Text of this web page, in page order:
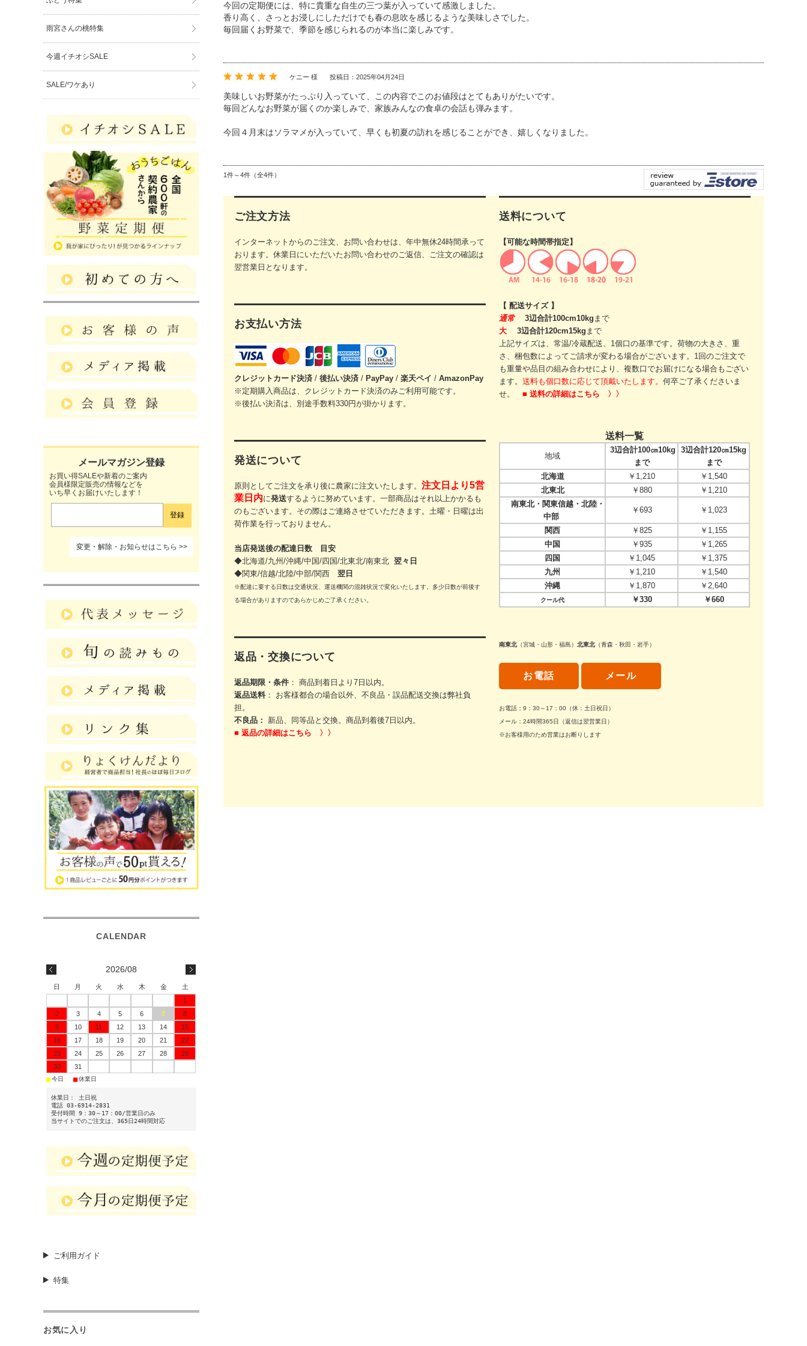
今回の定期便には、特に貴重な自生の三つ葉が入っていて感激しました。
香り高く、さっとお浸しにしただけでも春の息吹を感じるような美味しさでした。
毎回届くお野菜で、季節を感じられるのが本当に楽しみです。
ケニー 様 投稿日：2025年04月24日
美味しいお野菜がたっぷり入っていて、この内容でこのお値段はとてもありがたいです。
毎回どんなお野菜が届くのか楽しみで、家族みんなの食卓の会話も弾みます。
今回４月末はソラマメが入っていて、早くも初夏の訪れを感じることができ、嬉しくなりました。
1件～4件（全4件）
ご注文方法
インターネットからのご注文、お問い合わせは、年中無休24時間承って
おります。休業日にいただいたお問い合わせのご返信、ご注文の確認は
翌営業日となります。
お支払い方法
クレジットカード決済 / 後払い決済 / PayPay / 楽天ペイ / AmazonPay
※定期購入商品は、クレジットカード決済のみご利用可能です。
※後払い決済は、別途手数料330円が掛かります。
発送について
原則としてご注文を承り後に農家に注文いたします。 注文日より5営
業日内に発送するように努めています。一部商品はそれ以上かかるも
のもございます。その際はご連絡させていただきます。 土曜・日曜は出
荷作業を行っておりません。
当店発送後の配達日数 目安
◆北海道/九州/沖縄/中国/四国/北東北/南東北 翌々日
◆関東/信越/北陸/中部/関西 翌日
※配達に要する日数は交通状況、運送機関の混雑状況で変化いたします。多少日数が前後す
る場合がありますのであらかじめご了承ください。
返品・交換について
返品期限・条件 ： 商品到着日より7日以内。
返品送料： お客様都合の場合以外、不良品・誤品配送交換は弊社負
担。
不良品：
新品、同等品と交換。商品到着後7日以内。
■ 返品の詳細はこちら 〉〉
送料について
【可能な時間帯指定】
【 配送サイズ 】
通常
3辺合計100cm10kg まで
大
3辺合計120cm15kg まで
上記サイズは、常温/冷蔵配送、1個口の基準です。 荷物の大きさ、重
さ、梱包数によってご請求が変わる場合がございます。 1回のご注文で
も重量や品目の組み合わせにより、 複数口でお届けになる場合もござい
ます。 送料も個口数に応じて頂戴いたします。 何卒ご了承くださいま
せ。 ■ 送料の詳細はこちら 〉〉
送料一覧
地域
3辺合計100㎝10kg
まで
3辺合計120㎝15kg
まで
北海道
￥1,210
￥1,540
北東北
￥880
￥1,210
南東北・関東信越・北陸・
中部
￥693 ￥1,023
関西 ￥825
￥1,155
中国
￥935
￥1,265
四国
￥1,045
￥1,375
九州
￥1,210
￥1,540
沖縄
￥1,870 ￥2,640
クール代 ￥330 ￥660
南東北（宮城・山形・福島） 北東北（青森・秋田・岩手）
お電話 メール
お電話：9：30～17：00（休：土日祝日）
メール：24時間365日（返信は翌営業日）
※お客様用のため営業はお断りします
雨宮さんの桃特集
今週イチオシSALE
SALE/ワケあり
お買い得SALEや新着のご案内
会員様限定販売の情報などを
いち早くお届けいたします！
変更・解除・お知らせはこちら
2026/08
日 月 火 水 木 金
土
1
2
3 4 5 6 7
8
9
10 11 12 13 14
15
16
17 18 19 20 21
22
23
24 25 26 27 28
29
30
31
■今日 ■休業日
休業日： 土日祝
電話 03-6914-2831
受付時間 9：30～17：00/営業日のみ
当サイトでのご注文は、365日24時間対応
ご利用ガイド
特集
お気に入り